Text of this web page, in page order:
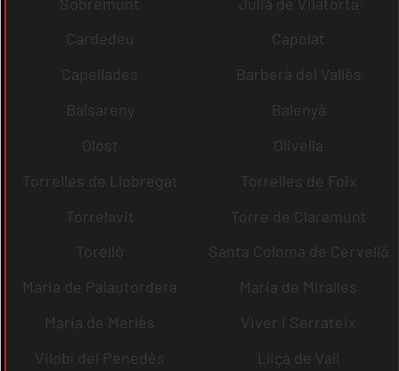
Cardedeu
Capolat
Capellades
Barberà del Vallès
Balsareny
Balenyà
Olost
Olivella
Torrelles de Llobregat
Torrelles de Foix
Torrelavit
Torre de Claramunt
Torelló
Santa Coloma de Cervelló
Maria de Palautordera
Maria de Miralles
Maria de Merlès
Viver i Serrateix
Vilobí del Penedès
Lliçà de Vall